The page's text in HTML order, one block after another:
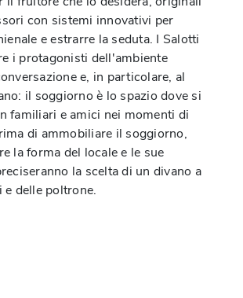
con sistemi innovativi per
e estrarre la seduta. I Salotti
i protagonisti dell'ambiente
e, in particolare, al
il soggiorno è lo spazio dove si
familiari e amici nei momenti di
di ammobiliare il soggiorno,
la forma del locale e le sue
la scelta di un divano a
delle poltrone.